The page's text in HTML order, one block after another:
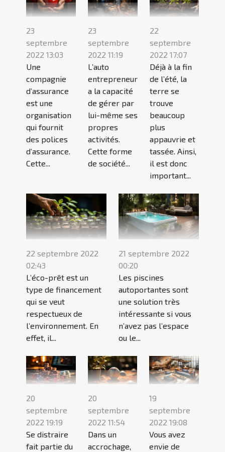
23
septembre
2022 13:03
Une
compagnie
d’assurance
est une
organisation
qui fournit
des polices
d’assurance.
Cette...
23
septembre
2022 11:19
L’auto
entrepreneur
a la capacité
de gérer par
lui-même ses
propres
activités.
Cette forme
de société...
22
septembre
2022 17:07
Déjà à la fin
de l’été, la
terre se
trouve
beaucoup
plus
appauvrie et
tassée. Ainsi,
il est donc
important...
22 septembre 2022
02:43
L’éco-prêt est un
type de financement
qui se veut
respectueux de
l’environnement. En
effet, il...
21 septembre 2022
00:20
Les piscines
autoportantes sont
une solution très
intéressante si vous
n’avez pas l’espace
ou le...
20
septembre
2022 19:19
Se distraire
fait partie du
20
septembre
2022 11:54
Dans un
accrochage,
19
septembre
2022 19:08
Vous avez
envie de